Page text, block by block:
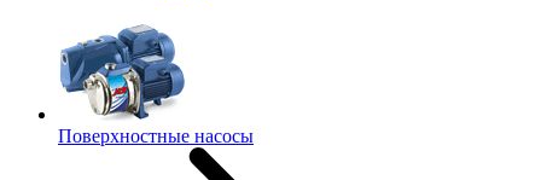
Поверхностные насосы